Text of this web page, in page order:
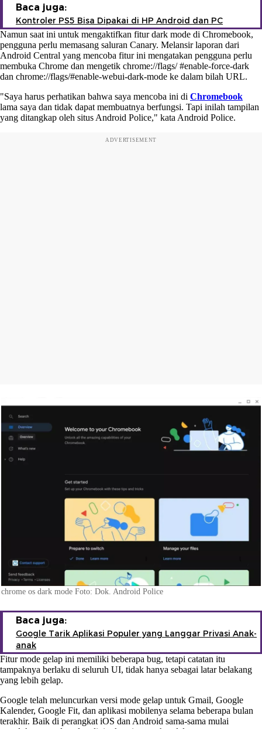
Baca juga:
Kontroler PS5 Bisa Dipakai di HP Android dan PC
Namun saat ini untuk mengaktifkan fitur dark mode di Chromebook,
pengguna perlu memasang saluran Canary. Melansir laporan dari
Android Central yang mencoba fitur ini mengatakan pengguna perlu
membuka Chrome dan mengetik chrome://flags/ #enable-force-dark
dan chrome://flags/#enable-webui-dark-mode ke dalam bilah URL.
"Saya harus perhatikan bahwa saya mencoba ini di Chromebook
lama saya dan tidak dapat membuatnya berfungsi. Tapi inilah tampilan
yang ditangkap oleh situs Android Police," kata Android Police.
ADVERTISEMENT
chrome os dark mode Foto: Dok. Android Police
Baca juga:
Google Tarik Aplikasi Populer yang Langgar Privasi Anak-
anak
Fitur mode gelap ini memiliki beberapa bug, tetapi catatan itu
tampaknya berlaku di seluruh UI, tidak hanya sebagai latar belakang
yang lebih gelap.
Google telah meluncurkan versi mode gelap untuk Gmail, Google
Kalender, Google Fit, dan aplikasi mobilenya selama beberapa bulan
terakhir. Baik di perangkat iOS dan Android sama-sama mulai